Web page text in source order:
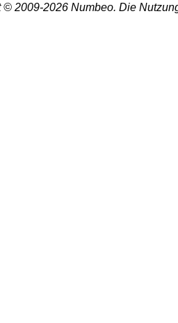
© 2009-2026 Numbeo. Die